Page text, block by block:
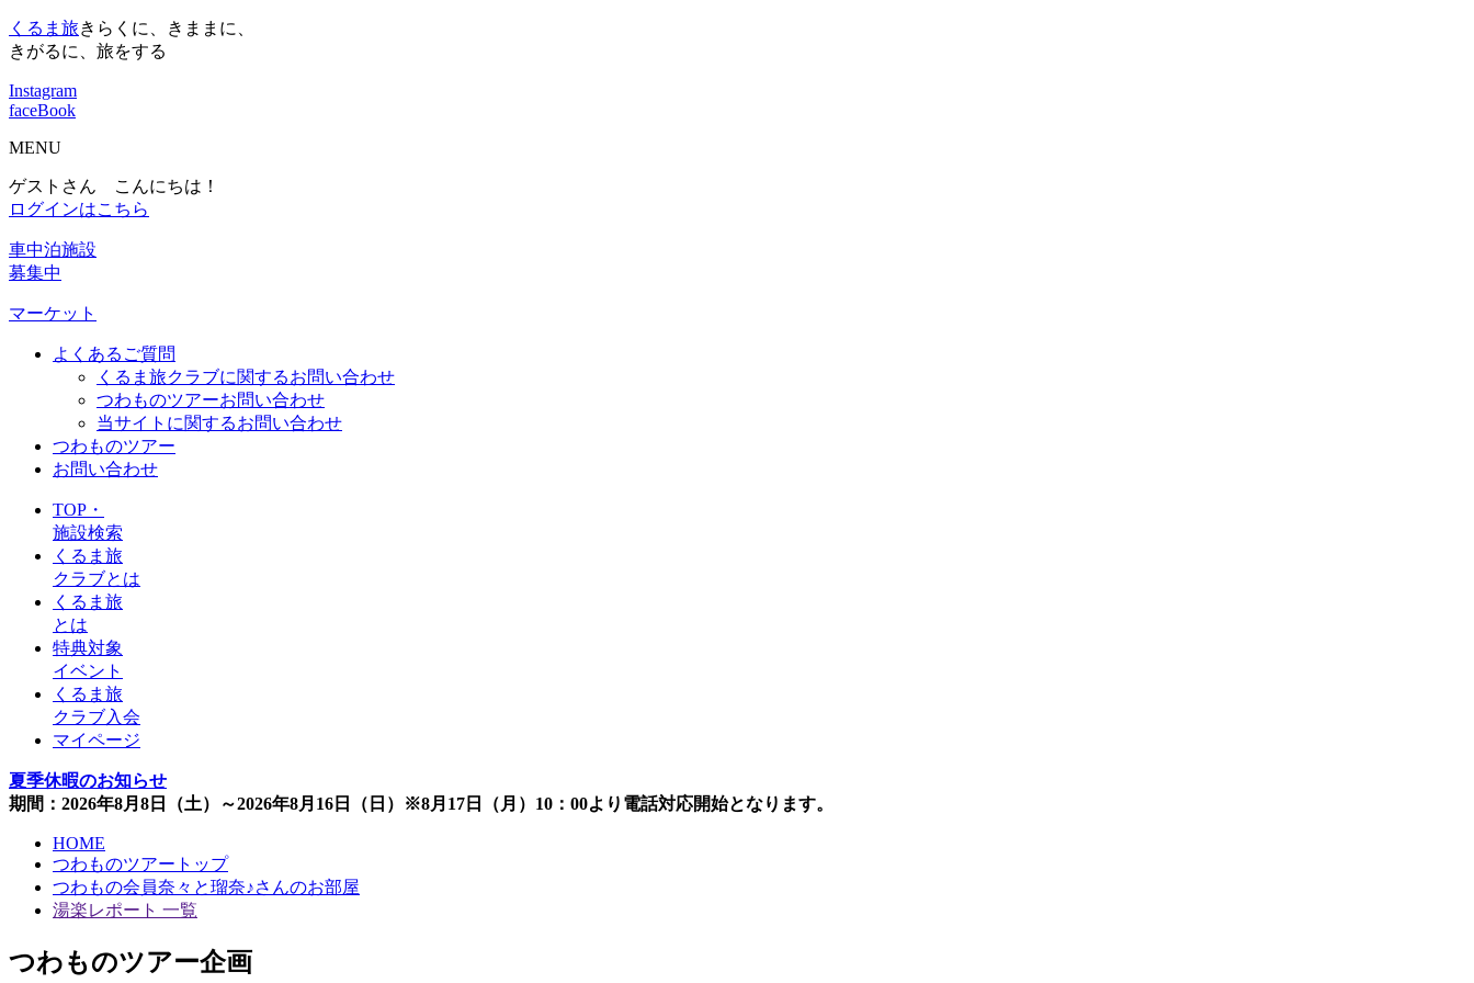
くるま旅きらくに、きままに、
きがるに、旅をする
Instagram
faceBook
MENU
ゲストさん こんにちは！
ログインはこちら
車中泊施設
募集中
マーケット
よくあるご質問
くるま旅クラブに関するお問い合わせ
つわものツアーお問い合わせ
当サイトに関するお問い合わせ
つわものツアー
お問い合わせ
TOP・
施設検索
くるま旅
クラブとは
くるま旅
とは
特典対象
イベント
くるま旅
クラブ入会
マイページ
夏季休暇のお知らせ
期間：2026年8月8日（土）～2026年8月16日（日）※8月17日（月）10：00より電話対応開始となります。
HOME
つわものツアートップ
つわもの会員奈々と瑠奈♪さんのお部屋
湯楽レポート 一覧
つわものツアー企画